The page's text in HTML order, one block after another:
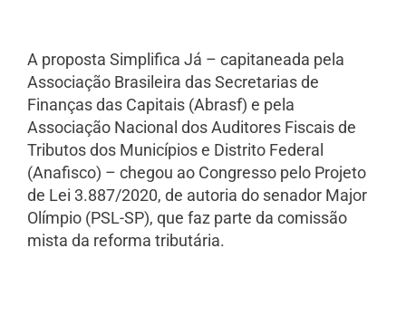
A proposta Simplifica Já – capitaneada pela
Associação Brasileira das Secretarias de
Finanças das Capitais (Abrasf) e pela
Associação Nacional dos Auditores Fiscais de
Tributos dos Municípios e Distrito Federal
(Anafisco) – chegou ao Congresso pelo Projeto
de Lei 3.887/2020, de autoria do senador Major
Olímpio (PSL-SP), que faz parte da comissão
mista da reforma tributária.